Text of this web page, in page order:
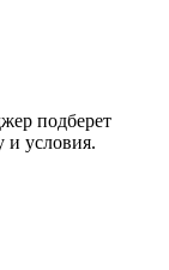
подберет
и условия.